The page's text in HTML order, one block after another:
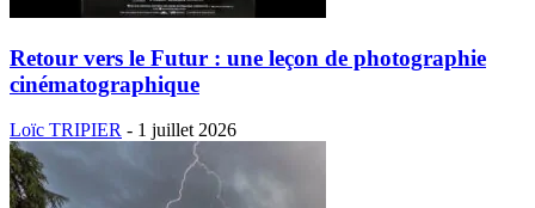
Retour vers le Futur : une leçon de photographie
cinématographique
Loïc TRIPIER - 1 juillet 2026